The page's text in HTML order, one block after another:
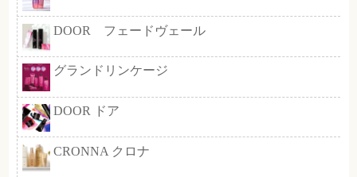
※お取り扱いのないサロンもあり
詳しくはお近くのサロンまでお問
さい